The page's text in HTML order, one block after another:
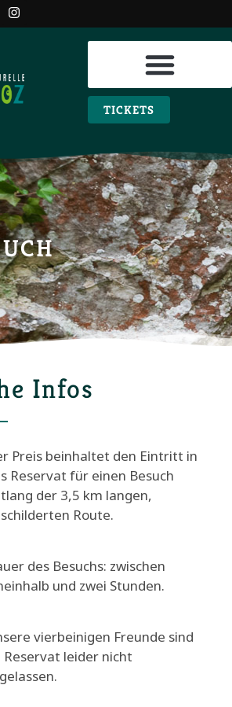
TICKETS
Infos
Preis beinhaltet den Eintritt in
Reservat für einen Besuch
der 3,5 km langen,
Route.
des Besuchs: zwischen
und zwei Stunden.
vierbeinigen Freunde sind
Reservat leider nicht